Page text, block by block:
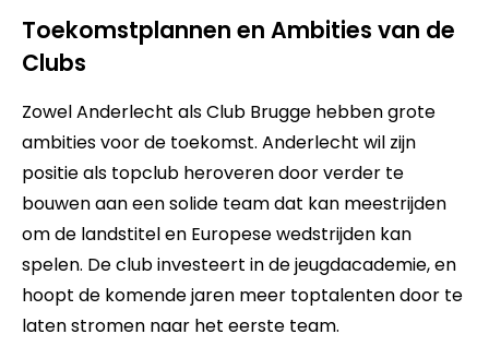
Toekomstplannen en Ambities van de
Clubs
Zowel Anderlecht als Club Brugge hebben grote
ambities voor de toekomst. Anderlecht wil zijn
positie als topclub heroveren door verder te
bouwen aan een solide team dat kan meestrijden
om de landstitel en Europese wedstrijden kan
spelen. De club investeert in de jeugdacademie, en
hoopt de komende jaren meer toptalenten door te
laten stromen naar het eerste team.